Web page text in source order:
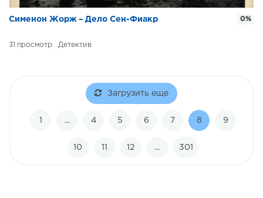
Сименон Жорж – Дело Сен-Фиакр
31 Детектив
0%
Загрузить еще
1 ... 4 5 6 7 8 9
10 11 12 ... 301